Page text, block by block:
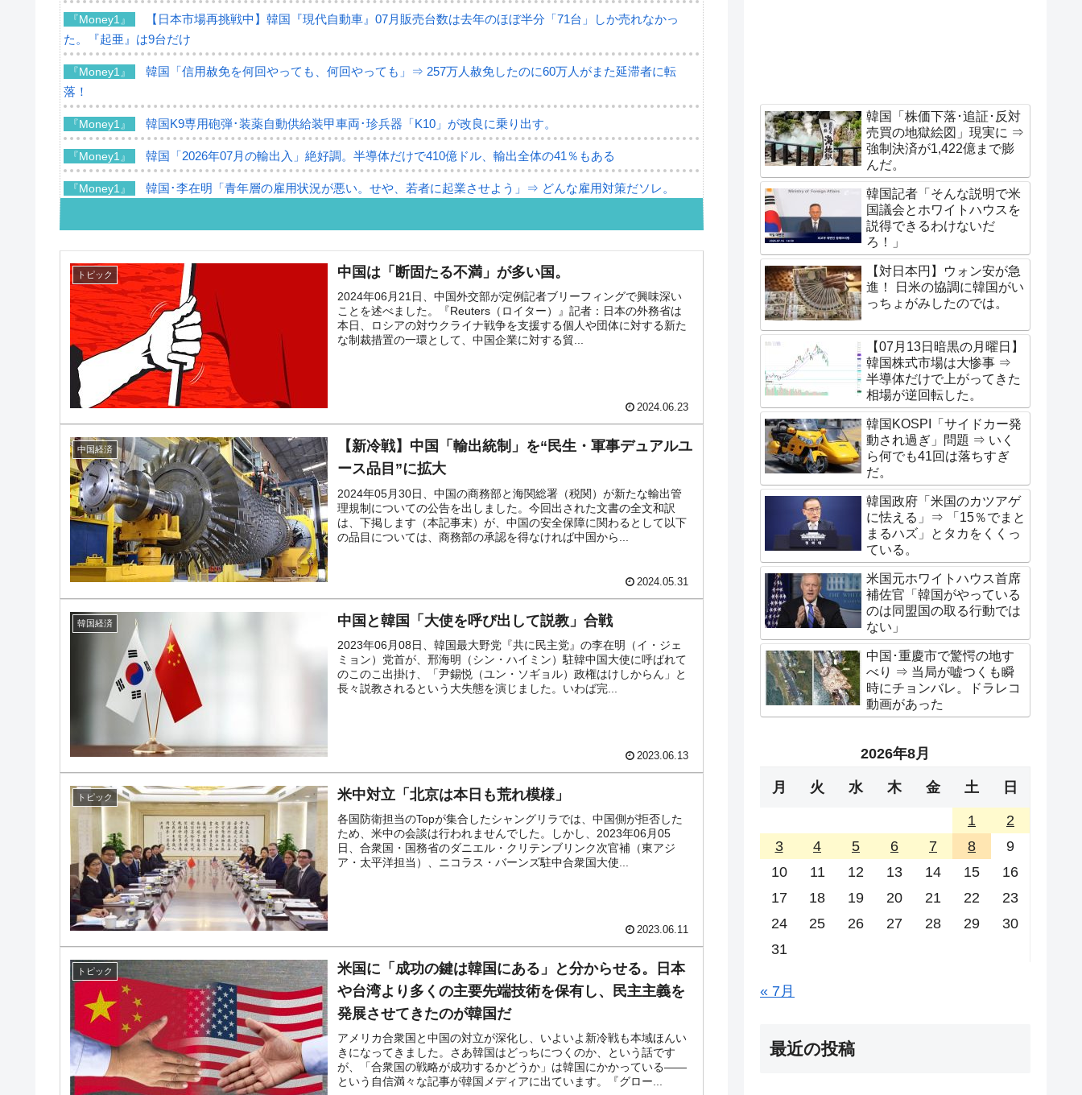
『Money1』
【日本市場再挑戦中】韓国『現代自動車』07月販売台数は去年のほぼ半分「71台」しか売れなかっ
た。『起亜』は9台だけ
『Money1』
韓国「信用赦免を何回やっても、何回やっても」⇒ 257万人赦免したのに60万人がまた延滞者に転
落！
『Money1』 韓国K9専用砲弾･装薬自動供給装甲車両･珍兵器「K10」が改良に乗り出す。
『Money1』 韓国「2026年07月の輸出入」絶好調。半導体だけで410億ドル、輸出全体の41％もある
『Money1』 韓国･李在明「青年層の雇用状況が悪い。せや、若者に起業させよう」⇒ どんな雇用対策だソレ。
『Money1』 韓国「ここは北朝鮮なのか。選管がサーバーにウソのデータを入力したのは明白だ」
『Money1』 韓国･李在明さっそく不動産対策で浅薄な発言。
『Money1』 韓国は「中国と同じく」投資に不適格な国だ。
『Money1』 『韓国銀行』が「金の保有量を増やします」⇒「金を経由するドル入手」手段ではないのか？
『Money1』 韓国･外為取引量「1日当たり1,214.4億ドル」まで拡大 ⇒ 海外資金の動きに強く左右される状態
『Money1』
韓国大統領府ボンクラ政策室長が告発された ⇒ 国家が行った恐るべき株価操作であり、空前の国政壟
断
『Money1』 韓国･警察職員が「丸刈りになって抗議活動」
『Money1』 中国だけが鉄鋼輸出を異常増加させる ⇒ 中国の過剰生産が世界を蝕む。
『Money1』 韓国製造業「半導体絶好調」のウラで他業種は全般的「不調」⇒ PSIが示す現況は決して良くない。
『Money1』 韓国で猛暑。南東部では干ばつ
『Money1』 韓国型イージス搭載の次世代駆逐艦「KDDX」1番艦、2032年竣工と公示
『Money1』 【対日本円】ウォン安が急進！ 日米の協調に韓国がいっちょがみしたのでは。
トピック 中国は「断固たる不満」が多い国。
2024年06月21日、中国外交部が定例記者ブリーフィングで興味深い
ことを述べました。『Reuters（ロイター）』記者：日本の外務省は
本日、ロシアの対ウクライナ戦争を支援する個人や団体に対する新た
な制裁措置の一環として、中国企業に対する貿...
2024.06.23
中国経済
【新冷戦】中国「輸出統制」を“民生・軍事デュアルユ
ース品目”に拡大
2024年05月30日、中国の商務部と海関総署（税関）が新たな輸出管
理規制についての公告を出しました。今回出された文書の全文和訳
は、下掲します（本記事末）が、中国の安全保障に関わるとして以下
の品目については、商務部の承認を得なければ中国から...
2024.05.31
韓国経済 中国と韓国「大使を呼び出して説教」合戦
2023年06月08日、韓国最大野党『共に民主党』の李在明（イ・ジェ
ミョン）党首が、邢海明（シン・ハイミン）駐韓中国大使に呼ばれて
のこのこ出掛け、「尹錫悦（ユン・ソギョル）政権はけしからん」と
長々説教されるという大失態を演じました。いわば完...
2023.06.13
トピック 米中対立「北京は本日も荒れ模様」
各国防衛担当のTopが集合したシャングリラでは、中国側が拒否した
ため、米中の会談は行われませんでした。しかし、2023年06月05
日、合衆国・国務省のダニエル・クリテンブリンク次官補（東アジ
ア・太平洋担当）、ニコラス・バーンズ駐中合衆国大使...
2023.06.11
トピック
米国に「成功の鍵は韓国にある」と分からせる。日本
や台湾より多くの主要先端技術を保有し、民主主義を
発展させてきたのが韓国だ
アメリカ合衆国と中国の対立が深化し、いよいよ新冷戦も本域ほんい
きになってきました。さあ韓国はどっちにつくのか、という話です
が、「合衆国の戦略が成功するかどうか」は韓国にかかっている――
という自信満々な記事が韓国メディアに出ています。『グロー...
韓国「株価下落･追証･反対
売買の地獄絵図」現実に ⇒
強制決済が1,422億まで膨
んだ。
韓国記者「そんな説明で米
国議会とホワイトハウスを
説得できるわけないだ
ろ！」
【対日本円】ウォン安が急
進！ 日米の協調に韓国がい
っちょがみしたのでは。
【07月13日暗黒の月曜日】
韓国株式市場は大惨事 ⇒
半導体だけで上がってきた
相場が逆回転した。
韓国KOSPI「サイドカー発
動され過ぎ」問題 ⇒ いく
ら何でも41回は落ちすぎ
だ。
韓国政府「米国のカツアゲ
に怯える」⇒ 「15％でまと
まるハズ」とタカをくくっ
ている。
米国元ホワイトハウス首席
補佐官「韓国がやっている
のは同盟国の取る行動では
ない」
中国･重慶市で驚愕の地す
べり ⇒ 当局が嘘つくも瞬
時にチョンバレ。ドラレコ
動画があった
2026年8月
月 火 水 木 金 土 日
1
2
3
4 5 6 7 8
9
10
11 12 13 14 15
16
17
18 19 20 21 22
23
24
25 26 27 28 29
30
31
« 7月
最近の投稿